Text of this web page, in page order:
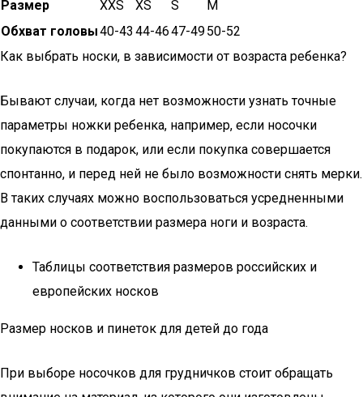
Размер XXS XS S
M
Обхват головы40-43 44-4647-4950-52
Как выбрать носки, в зависимости от возраста ребенка?
Бывают случаи, когда нет возможности узнать точные
параметры ножки ребенка, например, если носочки
покупаются в подарок, или если покупка совершается
спонтанно, и перед ней не было возможности снять мерки.
В таких случаях можно воспользоваться усредненными
данными о соответствии размера ноги и возраста.
Таблицы соответствия размеров российских и
европейских носков
Размер носков и пинеток для детей до года
При выборе носочков для грудничков стоит обращать